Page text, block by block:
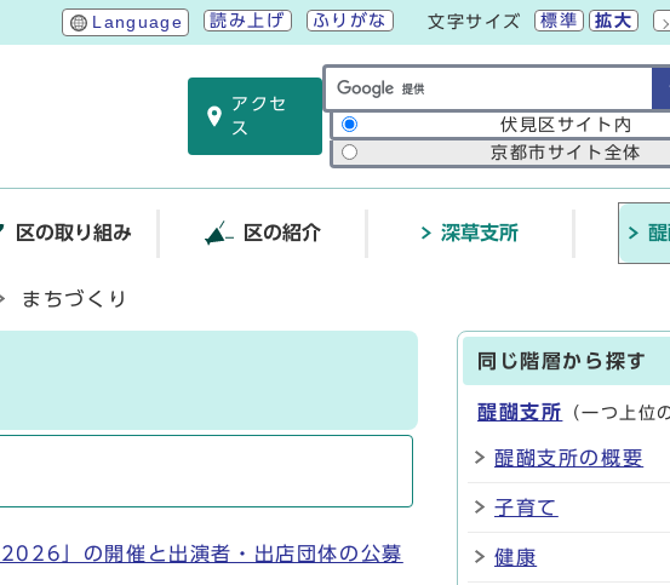
Language 読み上げ ふりがな 文字サイズ 標準 拡大
アクセ
ス
サイト内検索の範囲 伏見区サイト内
京都市サイト全体
区の取り組み 区の紹介 深草支所
まちづくり
」の開催と出演者・出店団体の公募
同じ階層から探す
醍醐支所 （一つ上位
醍醐支所の概要
子育て
健康